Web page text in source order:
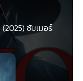
ซัมเมอร์